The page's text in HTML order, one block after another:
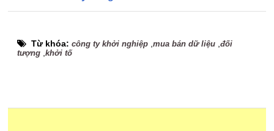
Từ khóa:công ty khởi nghiệp ,mua bán dữ liệu ,đối
tượng ,khởi tố